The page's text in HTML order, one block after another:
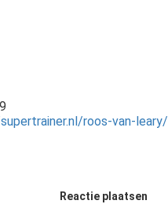
roos-van-leary/
Reactie plaatsen